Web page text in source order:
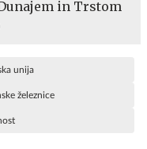
in Trstom
unija
železnice